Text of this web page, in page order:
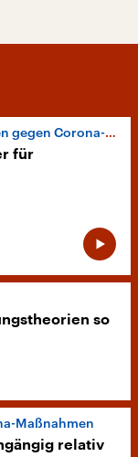
Corona-Maßnahmen
für
so
Maßnahmen
relativ